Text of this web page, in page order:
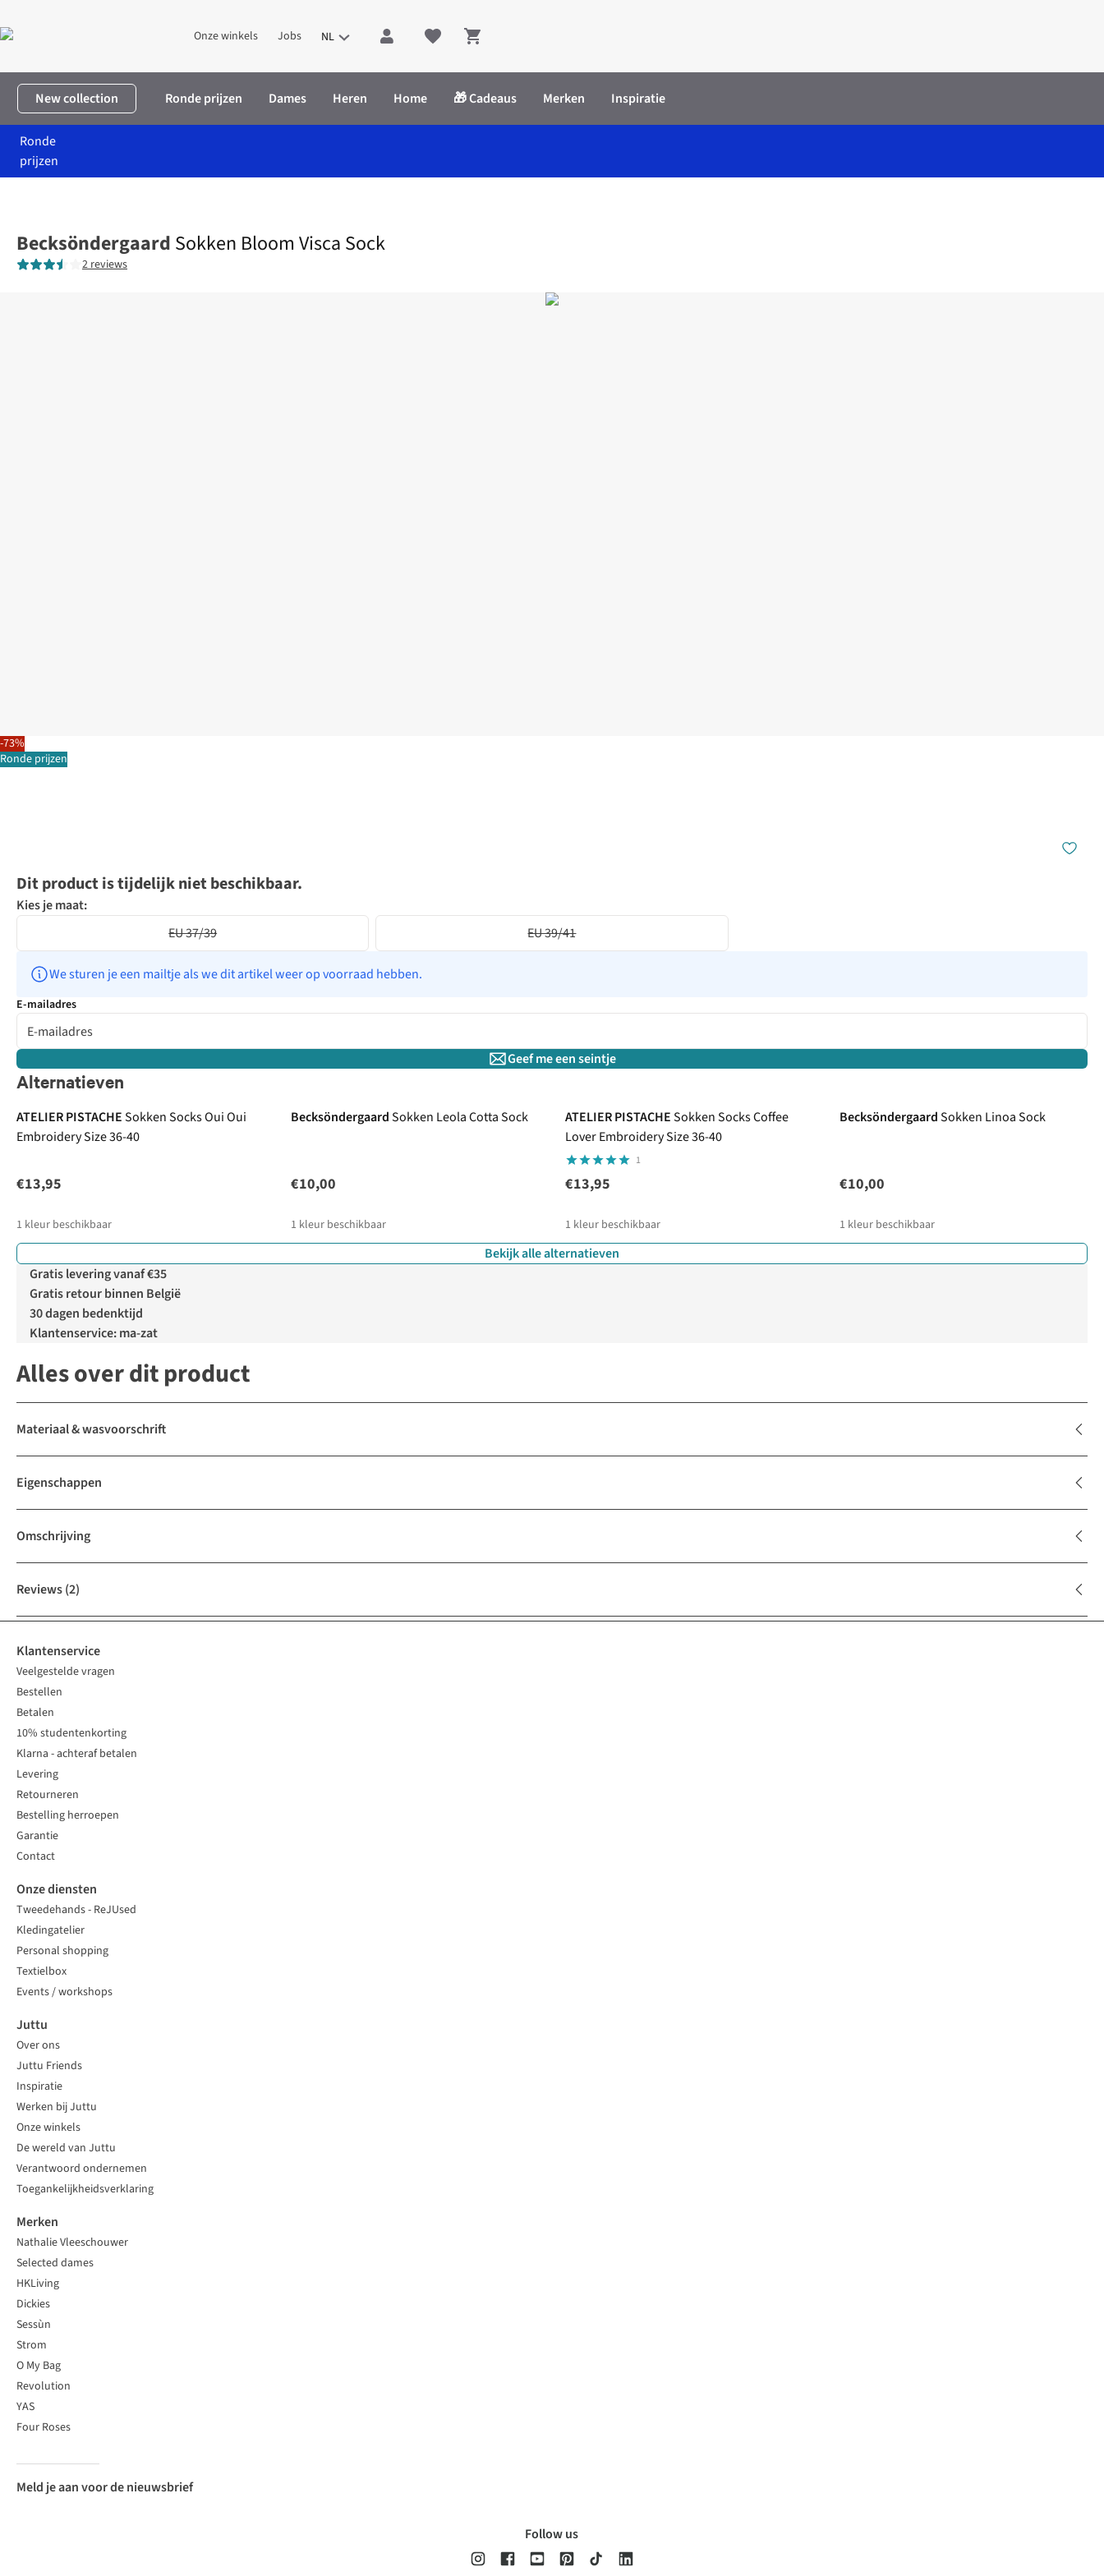
Onze winkels Jobs NL Shopping cart
New collection Ronde prijzen Dames Heren Home 🎁 Cadeaus Merken Inspiratie
Ronde
prijzen
-73%
Ronde prijzen
Becksöndergaard Sokken Bloom Visca Sock
2 reviews
Dit product is tijdelijk niet beschikbaar.
Kies je maat:
EU 37/39
EU 39/41
We sturen je een mailtje als we dit artikel weer op voorraad hebben.
E-mailadres
Geef me een seintje
Alternatieven
ATELIER PISTACHESokken Socks Oui Oui
Embroidery Size 36-40
€13,95
1 kleur beschikbaar
BecksöndergaardSokken Leola Cotta Sock
€10,00
1 kleur beschikbaar
ATELIER PISTACHESokken Socks Coffee
Lover Embroidery Size 36-40
1
€13,95
1 kleur beschikbaar
BecksöndergaardSokken Linoa Sock
€10,00
1 kleur beschikbaar
Bekijk alle alternatieven
Gratis levering vanaf €35
Gratis retour binnen België
30 dagen bedenktijd
Klantenservice: ma-zat
Alles over dit product
Materiaal & wasvoorschrift
Eigenschappen
Omschrijving
Reviews(2)
Klantenservice
Veelgestelde vragen
Bestellen
Betalen
10% studentenkorting
Klarna - achteraf betalen
Levering
Retourneren
Bestelling herroepen
Garantie
Contact
Onze diensten
Tweedehands - ReJUsed
Kledingatelier
Personal shopping
Textielbox
Events / workshops
Juttu
Over ons
Juttu Friends
Inspiratie
Werken bij Juttu
Onze winkels
De wereld van Juttu
Verantwoord ondernemen
Toegankelijkheidsverklaring
Merken
Nathalie Vleeschouwer
Selected dames
HKLiving
Dickies
Sessùn
Strom
O My Bag
Revolution
YAS
Four Roses
Meld je aan voor de nieuwsbrief
Follow us